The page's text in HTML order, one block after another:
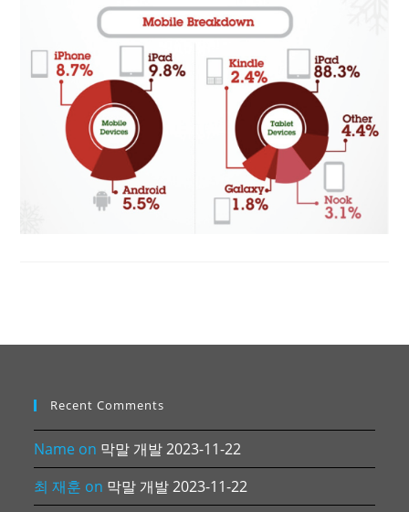
Recent Comments
Name on 막말 개발 2023-11-22
최 재훈 on 막말 개발 2023-11-22